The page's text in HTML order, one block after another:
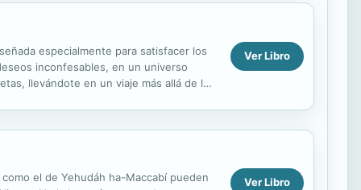
especialmente para satisfacer los
inconfesables, en un universo
llevándote en un viaje más allá de los
Ver Libro
el de Yehudáh ha-Maccabí pueden
Ver Libro